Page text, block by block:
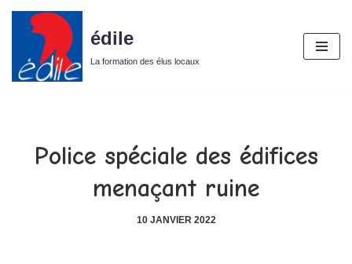
contenu
édile
La formation des élus locaux
Police spéciale des édifices
menaçant ruine
10 JANVIER 2022